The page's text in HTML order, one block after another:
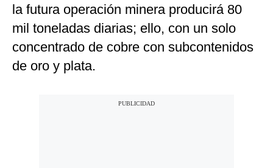
la futura operación minera producirá 80
mil toneladas diarias; ello, con un solo
concentrado de cobre con subcontenidos
de oro y plata.